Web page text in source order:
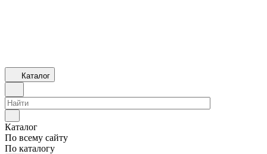
Каталог
Каталог
По всему сайту
По каталогу